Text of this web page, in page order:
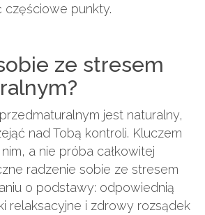
częściowe punkty.
ze stresem
jest naturalny,
nad Tobą kontroli. Kluczem
a nie próba całkowitej
radzenie sobie ze stresem
o podstawy: odpowiednią
relaksacyjne i zdrowy rozsądek